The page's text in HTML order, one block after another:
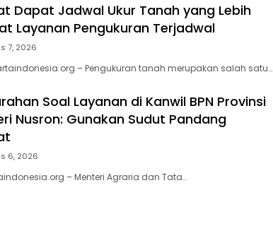
Dapat Jadwal Ukur Tanah yang Lebih
Layanan Pengukuran Terjadwal
7, 2026
– Pengukuran tanah merupakan salah satu…
Soal Layanan di Kanwil BPN Provinsi
Nusron: Gunakan Sudut Pandang
6, 2026
– Menteri Agraria dan Tata…